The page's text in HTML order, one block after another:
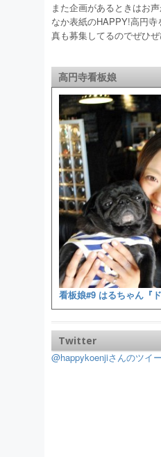
また企画があるときはお
なか表紙のHAPPY!高円
真も募集してるのでぜひぜ
高円寺看板娘
看板娘#9 はるちゃん『
Twitter
@happykoenjiさんのツイ